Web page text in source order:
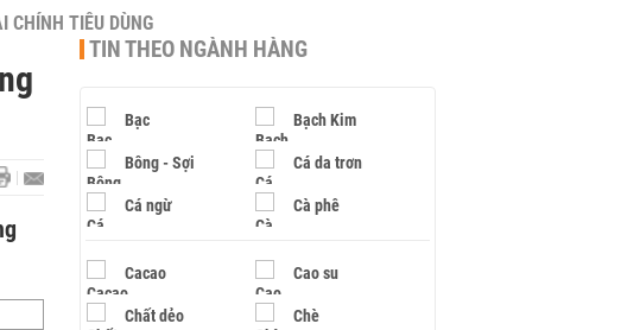
CHÍNH TIÊU DÙNG
TIN THEO NGÀNH HÀNG
Bạc Bạch Kim
Bông - Sợi Cá da trơn
Cá ngừ Cà phê
Cacao Cao su
Chất dẻo Chè